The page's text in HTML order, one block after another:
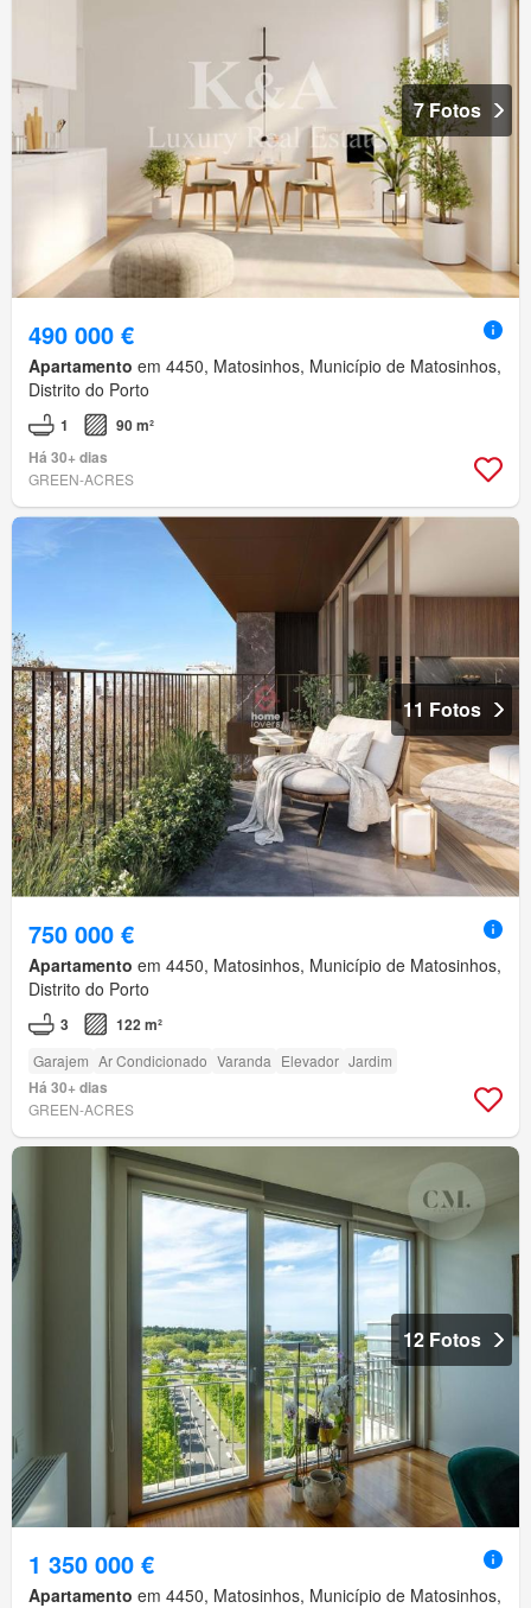
7 Fotos
490 000 €
Apartamento em 4450, Matosinhos, Município de Matosinhos,
Distrito do Porto
1
90 m²
Há 30+ dias
GREEN-ACRES
11 Fotos
750 000 €
Apartamento em 4450, Matosinhos, Município de Matosinhos,
Distrito do Porto
3 122 m²
Garajem Ar Condicionado Varanda Elevador Jardim
Há 30+ dias
GREEN-ACRES
12 Fotos
1 350 000 €
Apartamento em 4450, Matosinhos, Município de Matosinhos,